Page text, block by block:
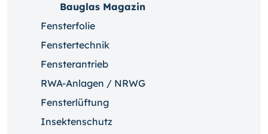
Bauglas Magazin
Fensterfolie
Fenstertechnik
Fensterantrieb
RWA-Anlagen / NRWG
Fensterlüftung
Insektenschutz